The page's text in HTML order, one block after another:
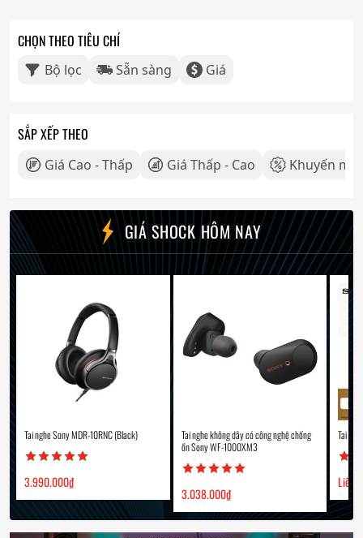
CHỌN THEO TIÊU CHÍ
Bộ lọc Sẵn sàng Giá
SẮP XẾP THEO
Giá Cao - Thấp Giá Thấp - Cao Khuyến mãi
GIÁ SHOCK HÔM NAY
Tai nghe Sony MDR-10RNC (Black)
3.990.000₫
Tai nghe không dây có công nghệ chống
ồn Sony WF-1000XM3
3.038.000₫
Tai
Liên